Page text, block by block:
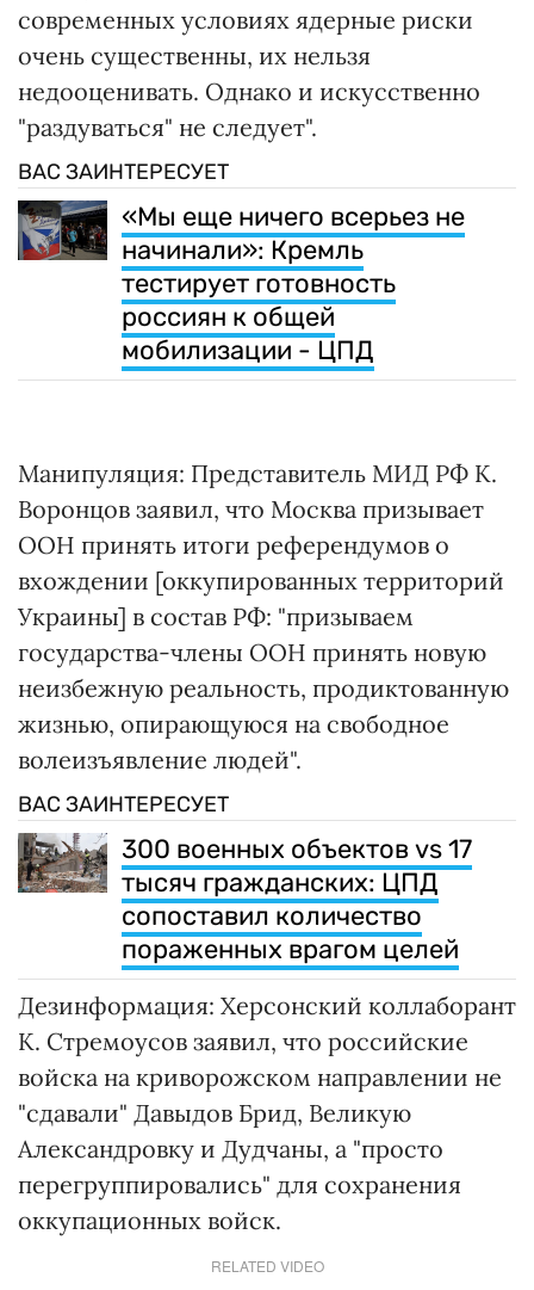
современных условиях ядерные риски
очень существенны, их нельзя
недооценивать. Однако и искусственно
"раздуваться" не следует".
ВАС ЗАИНТЕРЕСУЕТ
«Мы еще ничего всерьез не
начинали»: Кремль
тестирует готовность
россиян к общей
мобилизации - ЦПД
Манипуляция: Представитель МИД РФ К.
Воронцов заявил, что Москва призывает
ООН принять итоги референдумов о
вхождении [оккупированных территорий
Украины] в состав РФ: "призываем
государства-члены ООН принять новую
неизбежную реальность, продиктованную
жизнью, опирающуюся на свободное
волеизъявление людей".
ВАС ЗАИНТЕРЕСУЕТ
300 военных объектов vs 17
тысяч гражданских: ЦПД
сопоставил количество
пораженных врагом целей
Дезинформация: Херсонский коллаборант
К. Стремоусов заявил, что российские
войска на криворожском направлении не
"сдавали" Давыдов Брид, Великую
Александровку и Дудчаны, а "просто
перегруппировались" для сохранения
оккупационных войск.
RELATED VIDEO